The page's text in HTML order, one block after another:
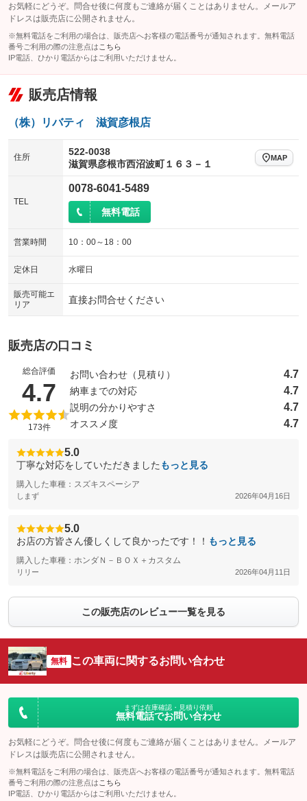
お気軽にどうぞ。問合せ後に何度もご連絡が届くことはありません。メールア
ドレスは販売店に公開されません。
※無料電話をご利用の場合は、販売店へお客様の電話番号が通知されます。無料電話
番号ご利用の際の注意点は こちら
IP電話、ひかり電話からはご利用いただけません。
販売店情報
（株）リバティ 滋賀彦根店
住所
522-0038
滋賀県彦根市西沼波町１６３－１
MAP
TEL
0078-6041-5489
無料電話
営業時間 10：00～18：00
定休日 水曜日
販売可能エ
リア
直接お問合せください
販売店の口コミ
総合評価
4.7 （5点満点中）
173件
お問い合わせ（見積り） 4.7
納車までの対応 4.7
説明の分かりやすさ 4.7
オススメ度 4.7
5.0
丁寧な対応をしていただきました もっと見る
購入した車種：スズキスペーシア
しまず 2026年04月16日
5.0
お店の方皆さん優しくして良かったです！！ もっと見る
購入した車種：ホンダＮ－ＢＯＸ＋カスタム
リリー 2026年04月11日
この販売店のレビュー一覧を見る
無料 この車両に関するお問い合わせ
まずは在庫確認・見積り依頼
無料電話でお問い合わせ
お気軽にどうぞ。問合せ後に何度もご連絡が届くことはありません。メールア
ドレスは販売店に公開されません。
※無料電話をご利用の場合は、販売店へお客様の電話番号が通知されます。無料電話
番号ご利用の際の注意点は こちら
IP電話、ひかり電話からはご利用いただけません。